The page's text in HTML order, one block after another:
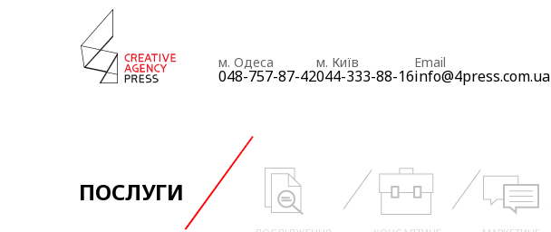
м. Одеса
048-757-87-42
м. Київ
044-333-88-16
Email
info@4press.com.ua
ПОСЛУГИ